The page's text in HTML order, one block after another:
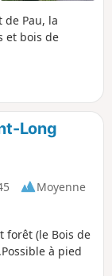
Pau, la
et bois de
Long
Moyenne
forêt (le Bois de
à pied